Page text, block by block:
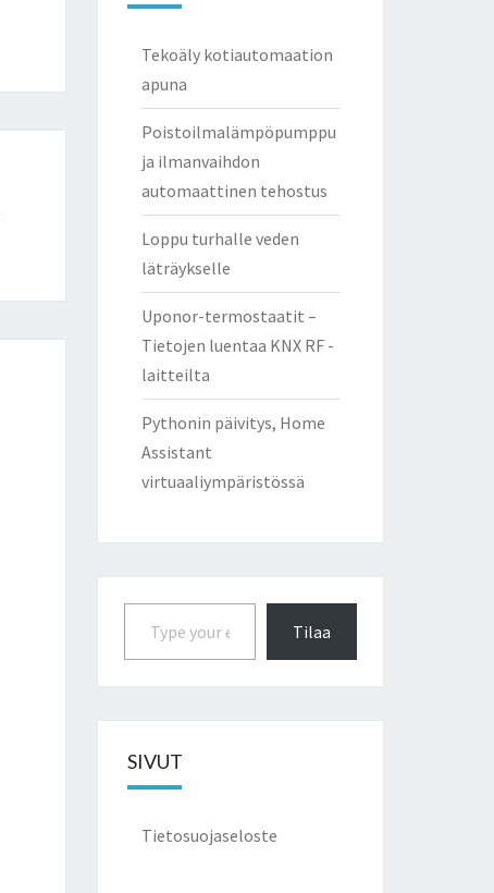
Tekoäly kotiautomaation
apuna
Poistoilmalämpöpumppu
ja ilmanvaihdon
automaattinen tehostus
Loppu turhalle veden
läträykselle
Uponor-termostaatit –
Tietojen luentaa KNX RF -
laitteilta
Pythonin päivitys, Home
Assistant
virtuaaliympäristössä
Type your email…
Tilaa
SIVUT
Tietosuojaseloste